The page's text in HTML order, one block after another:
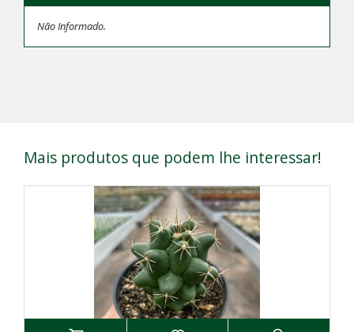
Não Informado.
Mais produtos que podem lhe interessar!